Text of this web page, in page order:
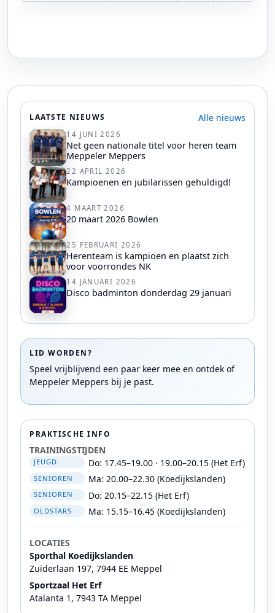
LAATSTE NIEUWS Alle nieuws
14 JUNI 2026
Net geen nationale titel voor heren team
Meppeler Meppers
22 APRIL 2026
Kampioenen en jubilarissen gehuldigd!
4 MAART 2026
20 maart 2026 Bowlen
25 FEBRUARI 2026
Herenteam is kampioen en plaatst zich
voor voorrondes NK
14 JANUARI 2026
Disco badminton donderdag 29 januari
LID WORDEN?
Speel vrijblijvend een paar keer mee en ontdek of
Meppeler Meppers bij je past.
PRAKTISCHE INFO
TRAININGSTIJDEN
JEUGD Do: 17.45–19.00 · 19.00–20.15 (Het Erf)
SENIOREN Ma: 20.00–22.30 (Koedijkslanden)
SENIOREN Do: 20.15–22.15 (Het Erf)
OLDSTARS Ma: 15.15–16.45 (Koedijkslanden)
LOCATIES
Sporthal Koedijkslanden
Zuiderlaan 197, 7944 EE Meppel
Sportzaal Het Erf
Atalanta 1, 7943 TA Meppel